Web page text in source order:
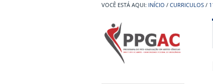
INÍCIO / CURRICULOS /